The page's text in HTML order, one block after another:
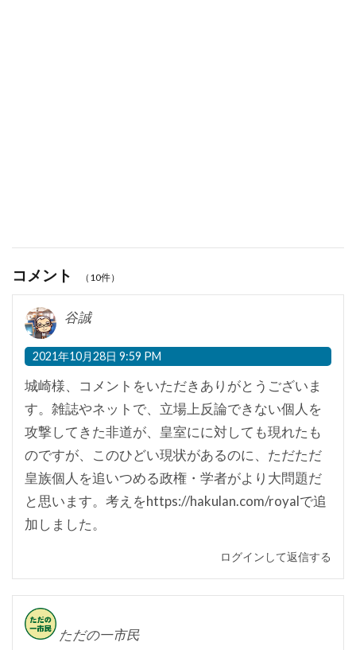
コメント （10件）
谷誠
2021年10月28日 9:59 PM
城崎様、コメントをいただきありがとうございま
す。雑誌やネットで、立場上反論できない個人を
攻撃してきた非道が、皇室にに対しても現れたも
のですが、このひどい現状があるのに、ただただ
皇族個人を追いつめる政権・学者がより大問題だ
と思います。考えをhttps://hakulan.com/royalで追
加しました。
ログインして返信する
ただの一市民